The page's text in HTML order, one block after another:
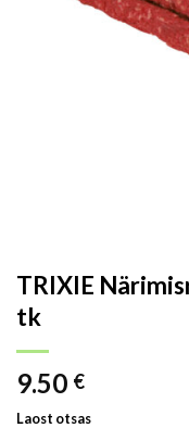
TRIXIE
tk
9.50 €
Laost otsas